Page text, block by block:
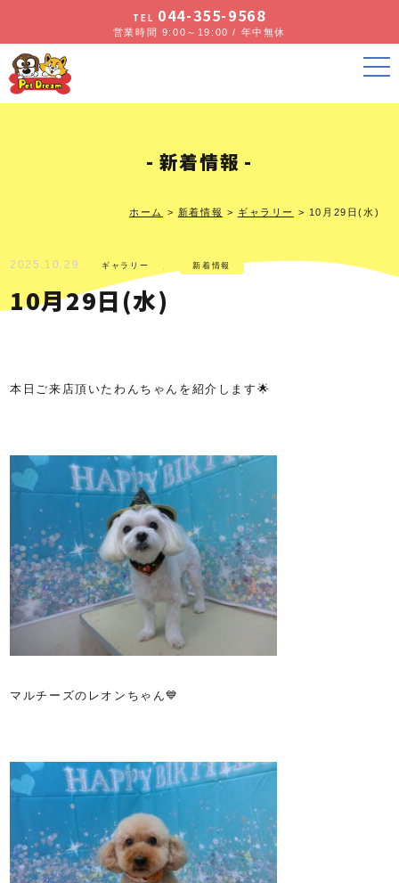
TEL 044-355-9568
営業時間 9:00～19:00 / 年中無休
新着情報
ホーム > 新着情報 > ギャラリー > 10月29日(水)
2025.10.29 ギャラリー 新着情報
10月29日(水)
本日ご来店頂いたわんちゃんを紹介します🌟
マルチーズのレオンちゃん💙